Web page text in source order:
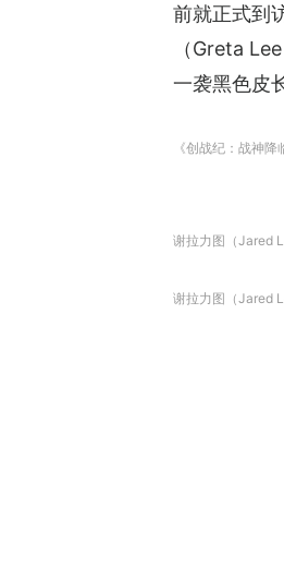
前就正式到
（Greta
一袭黑色皮
《创战纪：战神
谢拉力图（Jared
谢拉力图（Jared